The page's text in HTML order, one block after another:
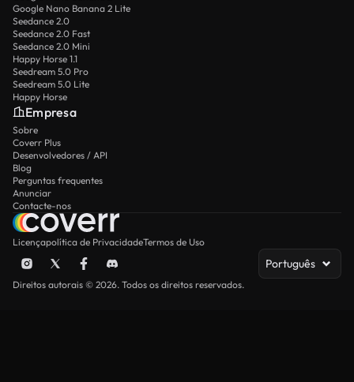
Google Nano Banana 2 Lite
Seedance 2.0
Seedance 2.0 Fast
Seedance 2.0 Mini
Happy Horse 1.1
Seedream 5.0 Pro
Seedream 5.0 Lite
Happy Horse
Empresa
Sobre
Coverr Plus
Desenvolvedores / API
Blog
Perguntas frequentes
Anunciar
Contacte-nos
Licençapolítica de PrivacidadeTermos de Uso
Português
Direitos autorais © 2026. Todos os direitos reservados.